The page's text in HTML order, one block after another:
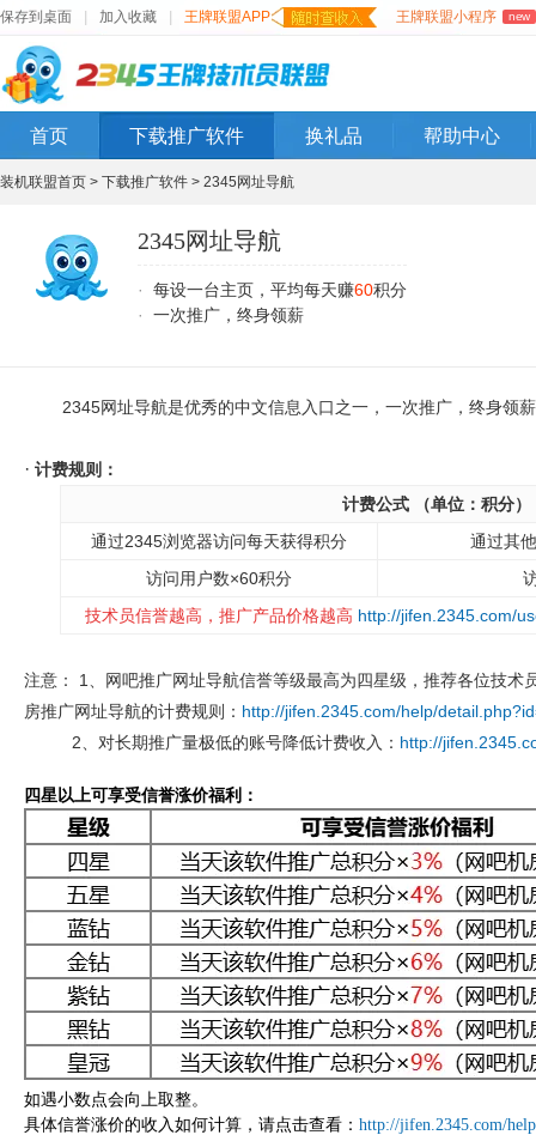
保存到桌面 加入收藏 王牌联盟APP 王牌联盟小程序 new
首页 下载推广软件 换礼品 帮助中心
装机联盟首页 > 下载推广软件 > 2345网址导航
2345网址导航
· 每设一台主页，平均每天赚60积分
·
一次推广，终身领薪
2345网址导航是优秀的中文信息入口之一，一次推广，终身领
· 计费规则：
计费公式 （单位：积分）
通过2345浏览器访问每天获得积分
通过其
访问用户数×60积分
技术员信誉越高，推广产品价格越高 http://jifen.2345.com/
注意： 1、网吧推广网址导航信誉等级最高为四星级，推荐各位技术
房推广网址导航的计费规则： http://jifen.2345.com/help/
2、对长期推广量极低的账号降低计费收入： http://
四星以上可享受信誉涨价福利：
如遇小数点会向上取整。
具体信誉涨价的收入如何计算，请点击查看： http://jifen.2345.com/